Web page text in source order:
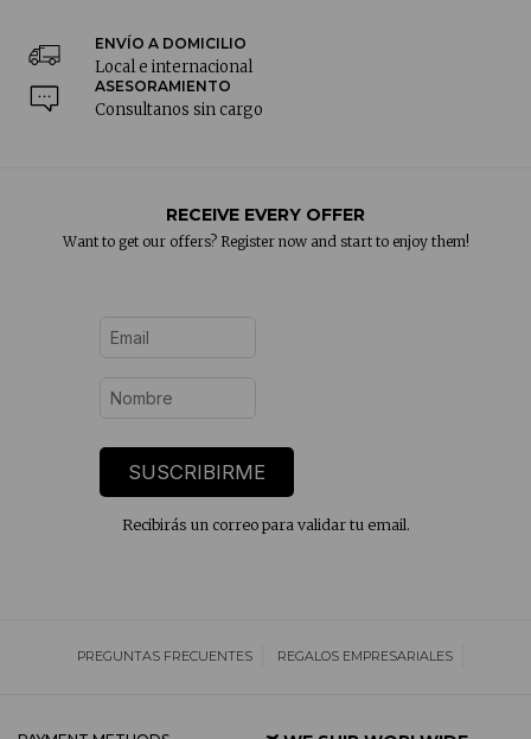
ENVÍO A DOMICILIO
Local e internacional
ASESORAMIENTO
Consultanos sin cargo
RECEIVE EVERY OFFER
Want to get our offers? Register now and start to enjoy them!
SUSCRIBIRME
Recibirás un correo para validar tu email.
PREGUNTAS FRECUENTES REGALOS EMPRESARIALES